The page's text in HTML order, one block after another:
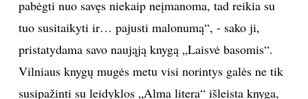
TEATRAS
SPORTAS
FOTOGRAFIJA
pabėgti nuo savęs niekaip neįmanoma, tad reikia su
tuo susitaikyti ir… pajusti malonumą“, - sako ji,
pristatydama savo naująją knygą „Laisvė basomis“.
Vilniaus knygų mugės metu visi norintys galės ne tik
susipažinti su leidyklos „Alma litera“ išleista knyga,